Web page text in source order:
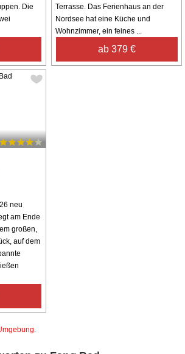
Die
Terrasse. Das Ferienhaus an der
Nordsee hat eine Küche und
Wohnzimmer, ein feines ...
ab 379 €
neu
am Ende
großen,
auf dem
.